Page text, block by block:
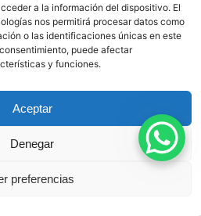
a la información del dispositivo. El
nos permitirá procesar datos como
o las identificaciones únicas en este
puede afectar
y funciones.
Aceptar
Denegar
preferencias
a pesar de la declaración de
las
por razón
en caso